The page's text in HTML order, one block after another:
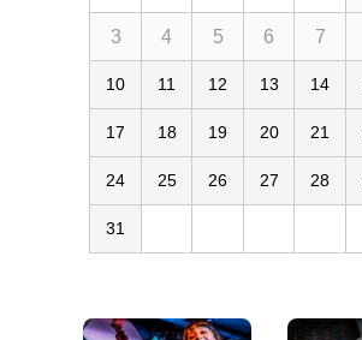
3 4 5 6 7
10 11 12 13 14
17 18 19 20 21
24 25 26 27 28
31